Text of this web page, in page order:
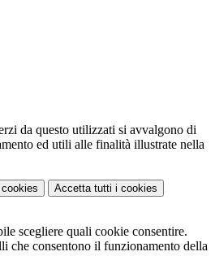
da questo utilizzati si avvalgono di
ed utili alle finalità illustrate nella
Accetta tutti i cookies
scegliere quali cookie consentire.
che consentono il funzionamento della